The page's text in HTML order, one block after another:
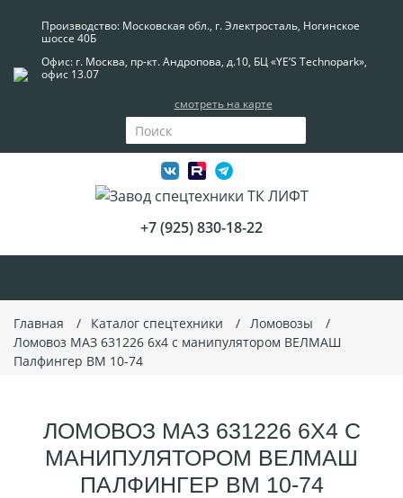
Производство: Московская обл., г. Электросталь, Ногинское
шоссе 40Б
Офис: г. Москва, пр-кт. Андропова, д.10, БЦ «YE’S Technopark»,
офис 13.07
смотреть на карте
+7 (925) 830-18-22
Главная Каталог спецтехники
Ломовозы
Ломовоз МАЗ 631226 6x4 с манипулятором ВЕЛМАШ
Палфингер ВМ 10-74
ЛОМОВОЗ МАЗ 631226 6X4 С
МАНИПУЛЯТОРОМ ВЕЛМАШ
ПАЛФИНГЕР ВМ 10-74